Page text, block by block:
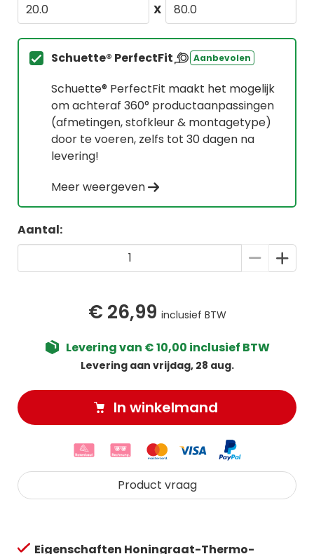
X
Schuette® PerfectFit Aanbevolen
Schuette® PerfectFit maakt het mogelijk
om achteraf 360° productaanpassingen
(afmetingen, stofkleur & montagetype)
door te voeren, zelfs tot 30 dagen na
levering!
Meer weergeven
Aantal:
€ 26,99 inclusief BTW
Levering van € 10,00 inclusief BTW
Levering aan vrijdag, 28 aug.
In winkelmand
Product vraag
Eigenschaften Honingraat-Thermo-